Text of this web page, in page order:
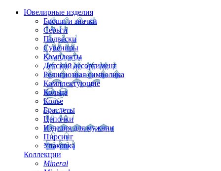
Ювелирные изделия
Броши и значки
Серьги
Подвески
Сувениры
Комплекты
Детский ассортимент
Религиозная символика
Комплектующие
Кольца
Колье
Браслеты
Цепочки
Изделия для мужчин
Пирсинг
Упаковка
Коллекции
Mineral